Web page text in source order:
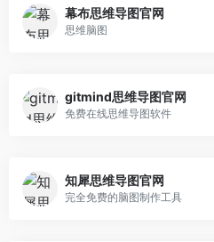
幕布思维导图官网
思维脑图
gitmind思维导图官网
免费在线思维导图软件
知犀思维导图官网
完全免费的脑图制作工具